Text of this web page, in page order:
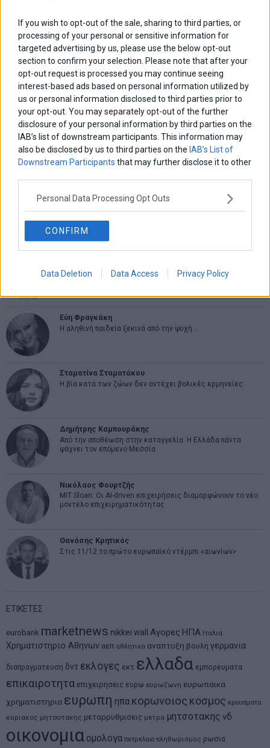
If you wish to opt-out of the sale, sharing to third parties, or
processing of your personal or sensitive information for
targeted advertising by us, please use the below opt-out
section to confirm your selection. Please note that after your
opt-out request is processed you may continue seeing
interest-based ads based on personal information utilized by
us or personal information disclosed to third parties prior to
your opt-out. You may separately opt-out of the further
disclosure of your personal information by third parties on the
IAB’s list of downstream participants. This information may
also be disclosed by us to third parties on the IAB’s List of
Downstream Participants that may further disclose it to other
Personal Data Processing Opt Outs
CONFIRM
Data Deletion Data Access Privacy Policy
ΑΡΘΡΟΓΡΑΦΟΙ
Οι «τιμωροί» των ομολόγων επέστρεψαν
Εύη Φραγκάκη
Η αληθινή παιδεία ξεκινά από την ψυχή…
Σταματίνα Σταματάκου
Η βία κατά των ζώων δεν αντέχει βολικές ερμηνείες
Δημήτρης Καμπουράκης
Από την αποθέωση στην καταγγελία: Η Ελλάδα πάντα
ψάχνει τον επόμενο Μεσσία
Νικόλαος Φουρτζής
MIT Sloan: Οι AI-driven επιχειρήσεις διαμορφώνουν το νέο
μοντέλο επιχειρηματικότητας
Θανάσης Κρητικός
Στις 11/12 το πρώτο ευρωπαϊκό ντέρμπι «αιωνίων»
ΕΤΙΚΕΤΕΣ
eurobank marketnews nikkei wall Αγορες ΗΠΑ Ιταλια
Χρηματιστηριο Αθηνων αεπ αθλητικα αναπτυξη βουλη γερμανια
διαπραγματευση δντ εκλογες εκτ ελλαδα εμπορευματα
επικαιροτητα επιχειρησεις ευρω ευρωζωνη ευρωπαικα
χρηματιστηρια ευρωπη ηπα κορωνοιος κοσμος κρουσματα
κυριακος μητσοτακης μεταρρυθμισεις μετρα μητσοτακης νδ
οικονομια ομολογα πετρελαιο πληθωρισμος ρωσια